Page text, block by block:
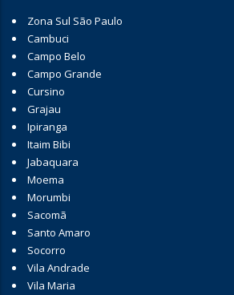
Zona Sul São Paulo
Cambuci
Campo Belo
Campo Grande
Cursino
Grajau
Ipiranga
Itaim Bibi
Jabaquara
Moema
Morumbi
Sacomã
Santo Amaro
Socorro
Vila Andrade
Vila Maria